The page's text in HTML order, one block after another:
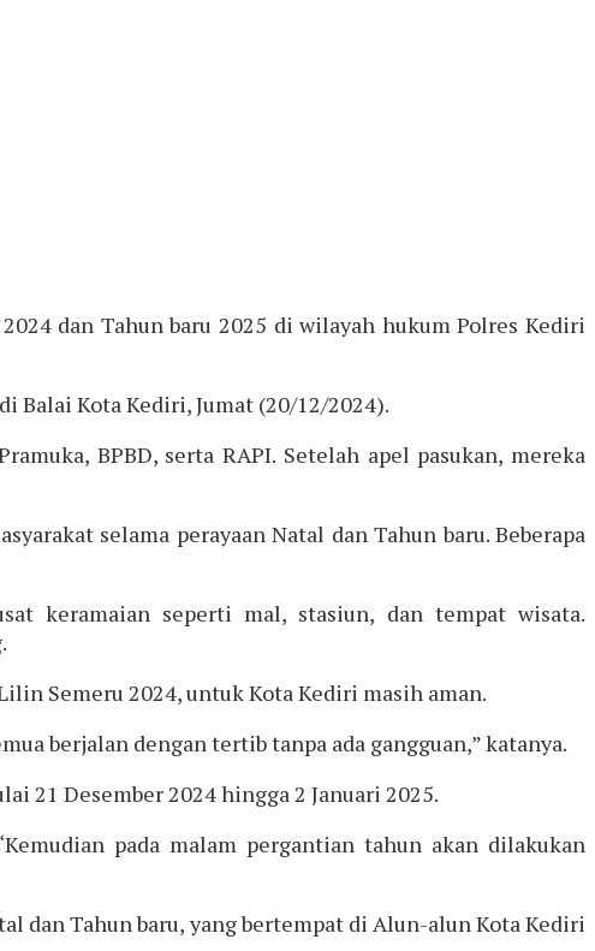
dan Tahun baru 2025 di wilayah hukum Polres Kediri
Kota Kediri, Jumat (20/12/2024).
BPBD, serta RAPI. Setelah apel pasukan, mereka
selama perayaan Natal dan Tahun baru. Beberapa
keramaian seperti mal, stasiun, dan tempat wisata.
Semeru 2024, untuk Kota Kediri masih aman.
berjalan dengan tertib tanpa ada gangguan,” katanya.
21 Desember 2024 hingga 2 Januari 2025.
pada malam pergantian tahun akan dilakukan
dan Tahun baru, yang bertempat di Alun-alun Kota Kediri